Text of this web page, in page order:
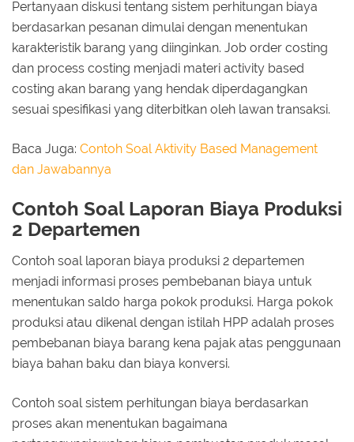
Pertanyaan diskusi tentang sistem perhitungan biaya
berdasarkan pesanan dimulai dengan menentukan
karakteristik barang yang diinginkan. Job order costing
dan process costing menjadi materi activity based
costing akan barang yang hendak diperdagangkan
sesuai spesifikasi yang diterbitkan oleh lawan transaksi.
Baca Juga: Contoh Soal Aktivity Based Management
dan Jawabannya
Contoh Soal Laporan Biaya Produksi
2 Departemen
Contoh soal laporan biaya produksi 2 departemen
menjadi informasi proses pembebanan biaya untuk
menentukan saldo harga pokok produksi. Harga pokok
produksi atau dikenal dengan istilah HPP adalah proses
pembebanan biaya barang kena pajak atas penggunaan
biaya bahan baku dan biaya konversi.
Contoh soal sistem perhitungan biaya berdasarkan
proses akan menentukan bagaimana